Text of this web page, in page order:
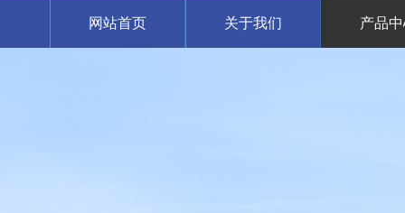
网站首页 关于我们 产品